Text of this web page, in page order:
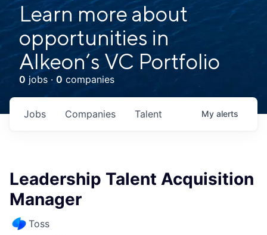
Learn more about
opportunities in
Alkeon’s VC Portfolio
0 jobs · 0 companies
Jobs Companies Talent My alerts
Leadership Talent Acquisition
Manager
Toss